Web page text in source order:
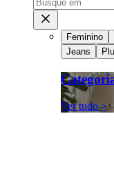
Feminino
Jeans
Ver tudo >